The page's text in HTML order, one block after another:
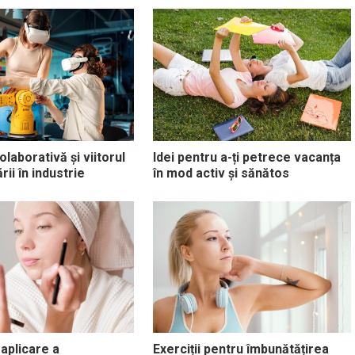
și viitorul
în industrie
Idei pentru a-ți petrece vacanța
în mod activ și sănătos
a Exerciții pentru îmbunătățirea